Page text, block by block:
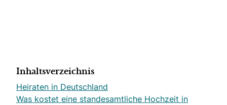
Inhaltsverzeichnis
Heiraten in Deutschland
Was kostet eine standesamtliche Hochzeit in